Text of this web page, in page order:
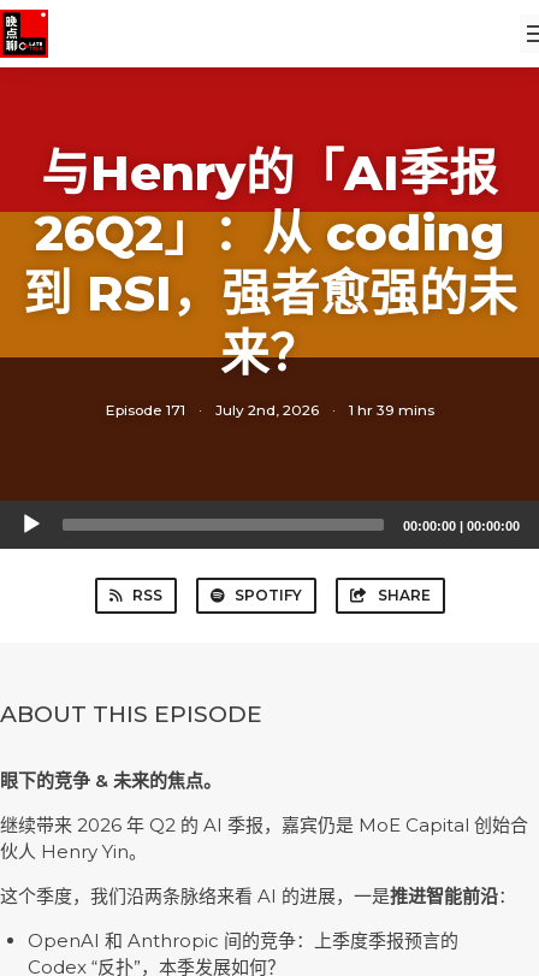
与Henry的「AI季报
26Q2」：从 coding
到 RSI，强者愈强的未
来？
Episode 171 · July 2nd, 2026 · 1 hr 39 mins
Audio
Player
00:00:00 | 00:00:00
RSS SPOTIFY SHARE
ABOUT THIS EPISODE
眼下的竞争 & 未来的焦点。
继续带来 2026 年 Q2 的 AI 季报，嘉宾仍是 MoE Capital 创始合
伙人 Henry Yin。
这个季度，我们沿两条脉络来看 AI 的进展，一是推进智能前沿：
OpenAI 和 Anthropic 间的竞争：上季度季报预言的
Codex “反扑”，本季发展如何？